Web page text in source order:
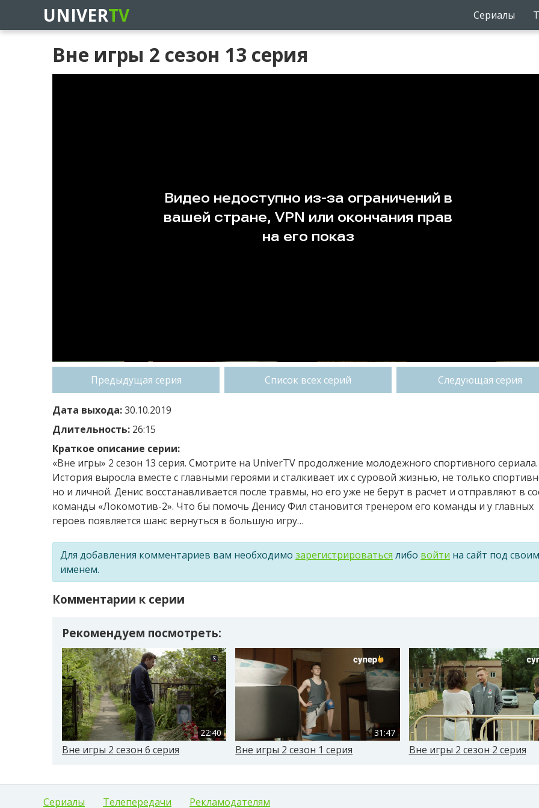
UNIVERTV Сериалы
Вне игры 2 сезон 13 серия
Предыдущая серия Список всех серий Следующая серия
Дата выхода:30.10.2019
Длительность: 26:15
Краткое описание серии:
«Вне игры» 2 сезон 13 серия. Смотрите на UniverTV продолжение молодежного спортивного сериала.
История выросла вместе с главными героями и сталкивает их с суровой жизнью, не только
но и личной. Денис восстанавливается после травмы, но его уже не берут в расчет и отправляют в
команды «Локомотив-2». Что бы помочь Денису Фил становится тренером его команды и у главных
героев появляется шанс вернуться в большую игру…
Для добавления комментариев вам необходимо зарегистрироваться либо войти на сайт под своим
именем.
Комментарии к серии
Рекомендуем посмотреть:
22:40
Вне игры 2 сезон 6 серия
31:47
Вне игры 2 сезон 1 серия Вне игры 2 сезон 2 серия
Сериалы Телепередачи Рекламодателям